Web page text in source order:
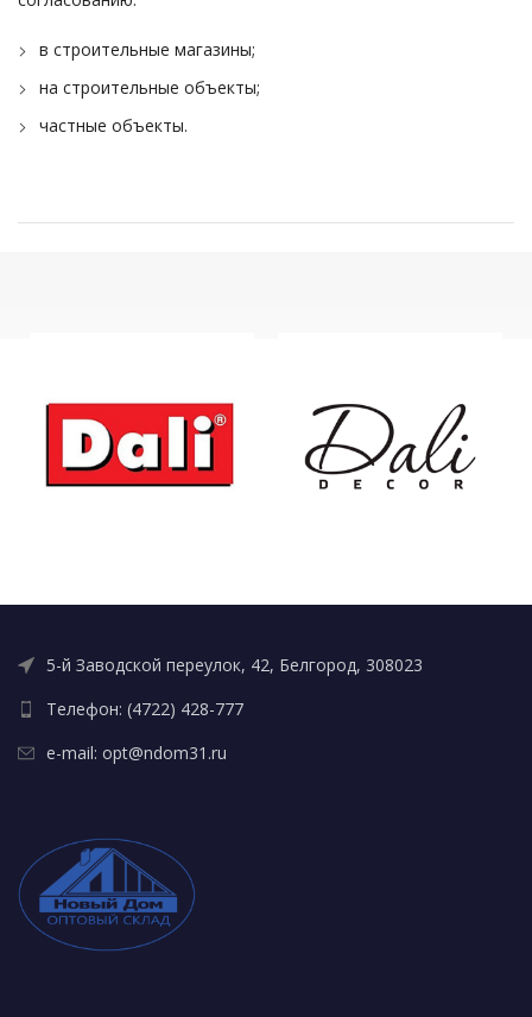
в строительные магазины;
на строительные объекты;
частные объекты.
5-й Заводской переулок, 42, Белгород, 308023
Телефон: (4722) 428-777
e-mail: opt@ndom31.ru